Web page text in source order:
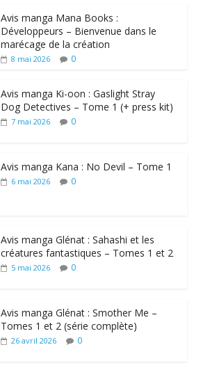
Avis manga Mana Books :
Développeurs – Bienvenue dans le
marécage de la création
8 mai 2026 0
Avis manga Ki-oon : Gaslight Stray
Dog Detectives – Tome 1 (+ press kit)
7 mai 2026 0
Avis manga Kana : No Devil – Tome 1
6 mai 2026 0
Avis manga Glénat : Sahashi et les
créatures fantastiques – Tomes 1 et 2
5 mai 2026 0
Avis manga Glénat : Smother Me –
Tomes 1 et 2 (série complète)
26 avril 2026 0